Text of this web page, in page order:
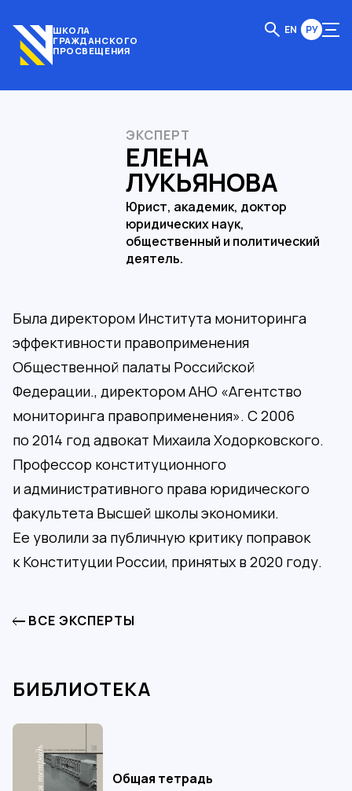
ШКОЛА
ГРАЖДАНСКОГО
ПРОСВЕЩЕНИЯ
EN РУ
ЭКСПЕРТ
ЕЛЕНА
ЛУКЬЯНОВА
Юрист, академик, доктор
юридических наук,
общественный и политический
деятель.
Была директором Института мониторинга
эффективности правоприменения
Общественной палаты Российской
Федерации., директором АНО «Агентство
мониторинга правоприменения». С 2006
по 2014 год адвокат Михаила Ходорковского.
Профессор конституционного
и административного права юридического
факультета Высшей школы экономики.
Ее уволили за публичную критику поправок
к Конституции России, принятых в 2020 году.
ВСЕ ЭКСПЕРТЫ
БИБЛИОТЕКА
Общая тетрадь